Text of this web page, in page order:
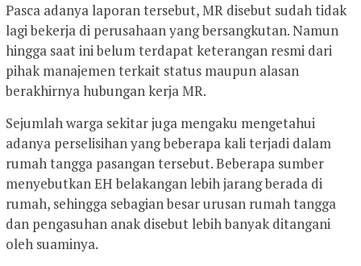
Pasca adanya laporan tersebut, MR disebut sudah tidak
lagi bekerja di perusahaan yang bersangkutan. Namun
hingga saat ini belum terdapat keterangan resmi dari
pihak manajemen terkait status maupun alasan
berakhirnya hubungan kerja MR.
Sejumlah warga sekitar juga mengaku mengetahui
adanya perselisihan yang beberapa kali terjadi dalam
rumah tangga pasangan tersebut. Beberapa sumber
menyebutkan EH belakangan lebih jarang berada di
rumah, sehingga sebagian besar urusan rumah tangga
dan pengasuhan anak disebut lebih banyak ditangani
oleh suaminya.